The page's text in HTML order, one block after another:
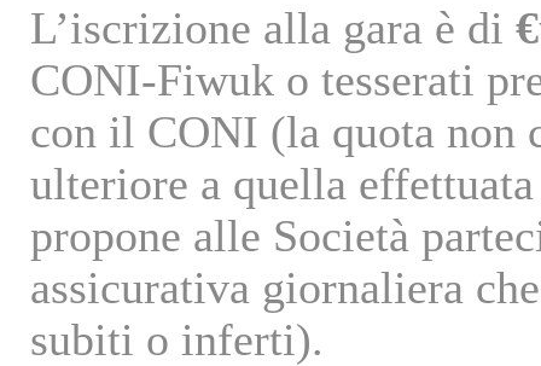
L’iscrizione alla gara è di
CONI-Fiwuk o tesserati
con il CONI (la quota non
ulteriore a quella
propone alle Società
assicurativa giornaliera
subiti o inferti).